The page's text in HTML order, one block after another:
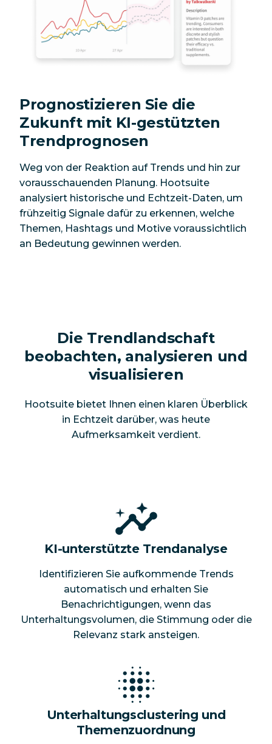
Prognostizieren Sie die
Zukunft mit KI-gestützten
Trendprognosen
Weg von der Reaktion auf Trends und hin zur
vorausschauenden Planung. Hootsuite
analysiert historische und Echtzeit-Daten, um
frühzeitig Signale dafür zu erkennen, welche
Themen, Hashtags und Motive voraussichtlich
an Bedeutung gewinnen werden.
Die Trendlandschaft
beobachten, analysieren und
visualisieren
Hootsuite bietet Ihnen einen klaren Überblick
in Echtzeit darüber, was heute
Aufmerksamkeit verdient.
KI-unterstützte Trendanalyse
Identifizieren Sie aufkommende Trends
automatisch und erhalten Sie
Benachrichtigungen, wenn das
Unterhaltungsvolumen, die Stimmung oder die
Relevanz stark ansteigen.
Unterhaltungsclustering und
Themenzuordnung